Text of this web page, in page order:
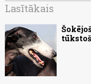
Lasītākais